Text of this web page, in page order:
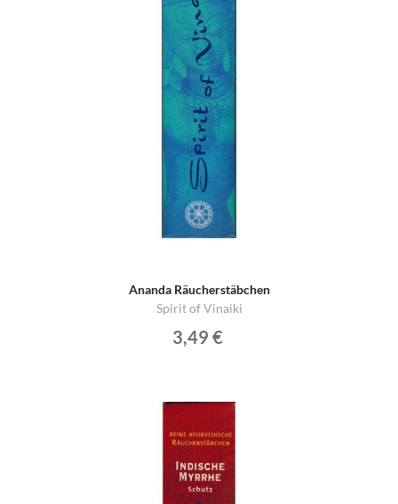
Ananda Räucherstäbchen
Spirit of Vinaiki
3,49 €